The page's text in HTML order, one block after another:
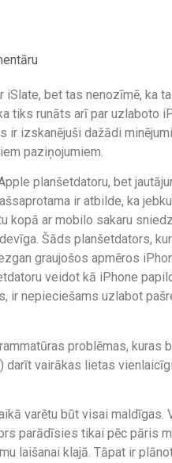
bet tas nenozīmē, ka
tiks runāts arī par uzlaboto
izskanējuši dažādi
paziņojumiem.
planšetdatoru, bet
ir atbilde, ka
ar mobilo sakaru
Šāds planšetdators,
graujošos apmēros
veidot kā iPhone
ir nepieciešams uzlabot
problēmas, kuras
darīt vairākas lietas
varētu būt visai
parādīsies tikai pēc pāris
laišanai klajā. Tāpat ir